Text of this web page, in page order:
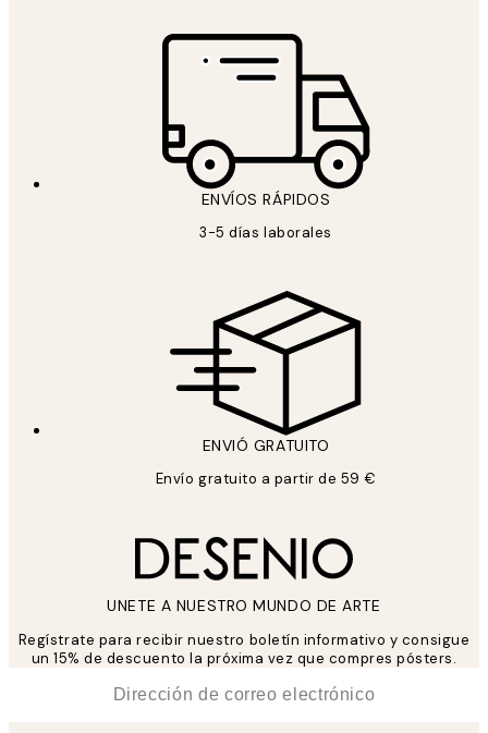
ENVÍOS RÁPIDOS
3-5 días laborales
ENVIÓ GRATUITO
Envío gratuito a partir de 59 €
UNETE A NUESTRO MUNDO DE ARTE
Regístrate para recibir nuestro boletín informativo y consigue
un 15% de descuento la próxima vez que compres pósters.